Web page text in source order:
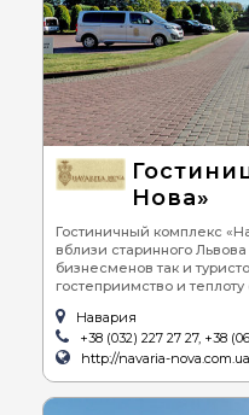
Нова»
Гостиничный комплекс
вблизи старинного
бизнесменов так и
гостеприимство и
Навария
+38 (032) 227 27 27, +38
http://navaria-nova.com.ua